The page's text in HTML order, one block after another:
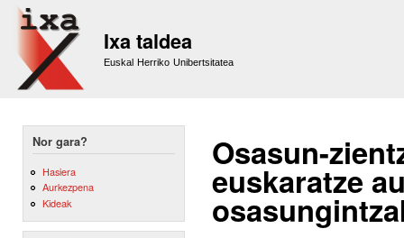
Ixa taldea
Euskal Herriko Unibertsitatea
Nor gara?
Hasiera
Aurkezpena
Kideak
Osasun-
euskaratze